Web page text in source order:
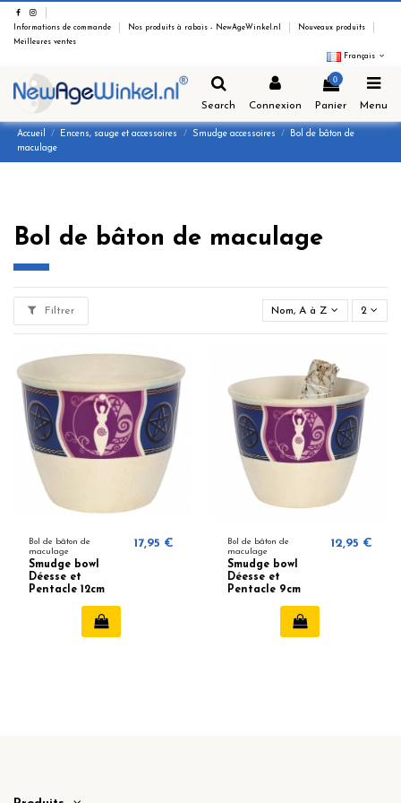
Informations de commande Nos produits à rabais - NewAgeWinkel.nl
Nouveaux produits
Meilleures ventes
Français
Search Connexion
0
Panier Menu
Accueil Encens, sauge et accessoires Smudge accessoires
Bol de bâton de
maculage
Bol de bâton de maculage
Filtrer Nom, A à Z 2
Bol de bâton de
maculage
Smudge bowl
Déesse et
Pentacle 12cm
17,95 €
Bol de bâton de
maculage
Smudge bowl
Déesse et
Pentacle 9cm
12,95 €